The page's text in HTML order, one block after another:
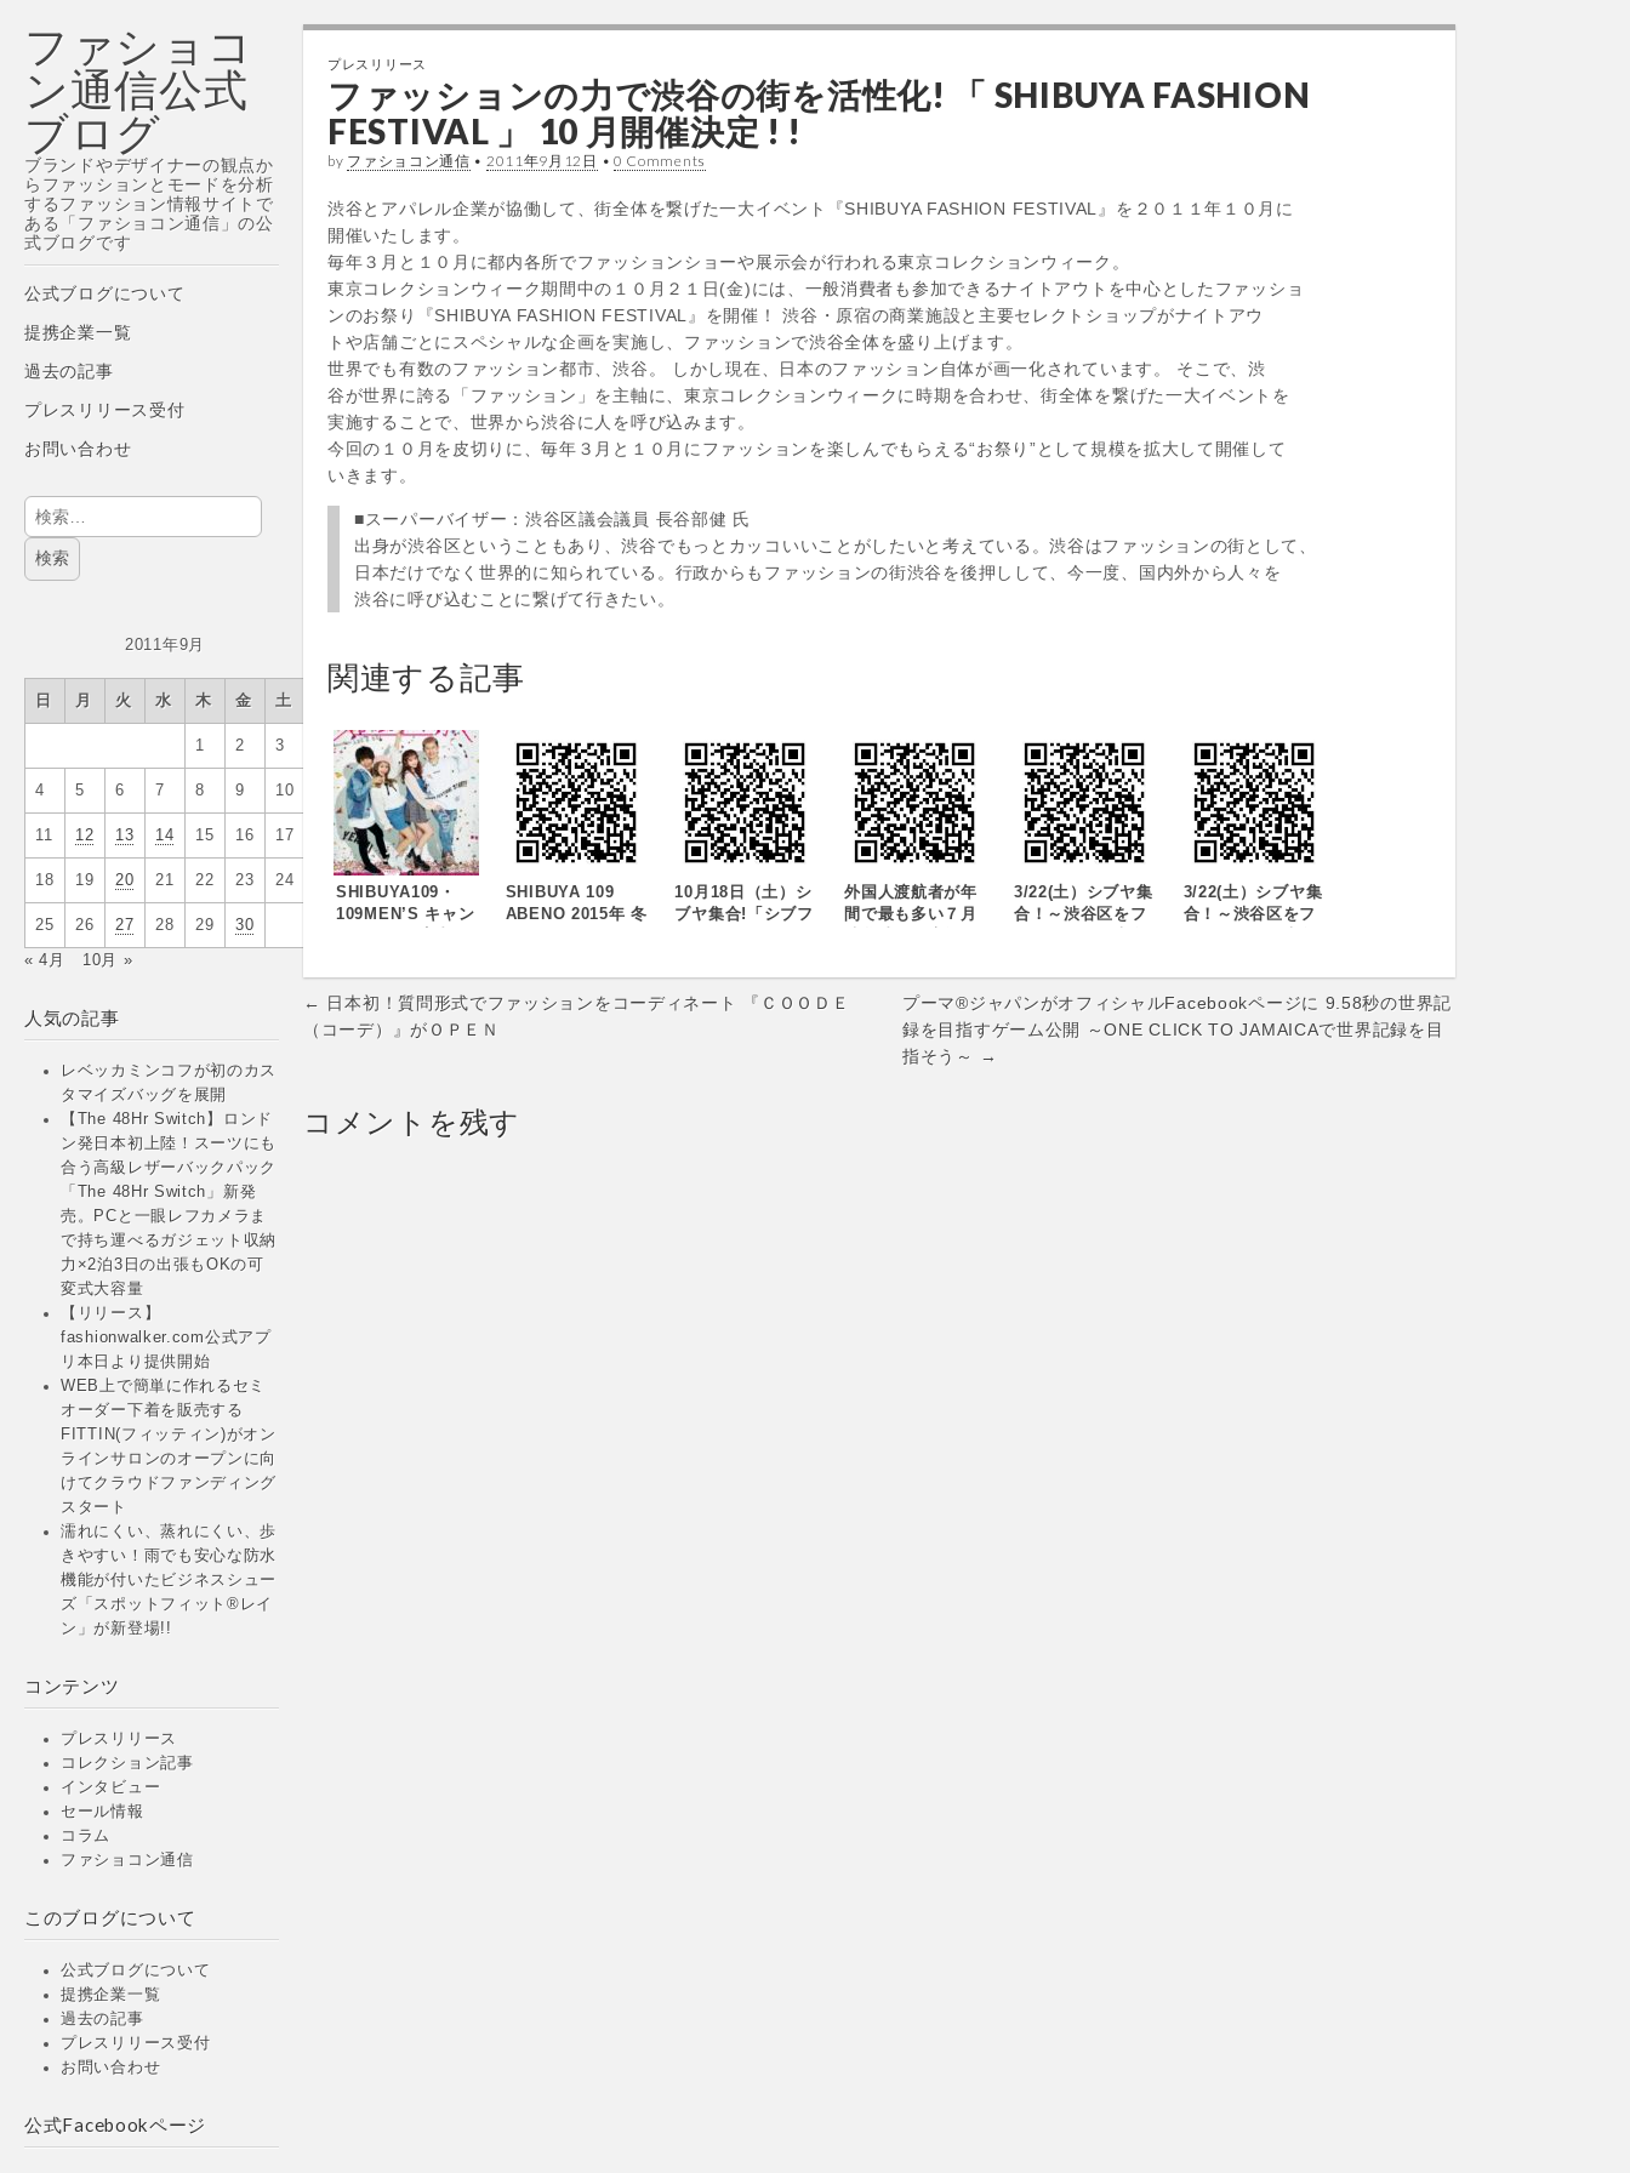
ファショコ
ン通信公式
ブログ
ブランドやデザイナーの観点か
らファッションとモードを分析
するファッション情報サイトで
ある「ファショコン通信」の公
式ブログです
Main
menu
Skip
content
公式ブログについて
提携企業一覧
過去の記事
プレスリリース受付
お問い合わせ
検
索:
2011年9月
日 月 火 水 木 金 土
1 2 3
4 5 6 7 8 9 10
11 12 13 14 15 16 17
18 19 20 21 22 23 24
25 26 27 28 29 30
« 4月 10月 »
人気の記事
レベッカミンコフが初のカス
タマイズバッグを展開
【The 48Hr Switch】ロンド
ン発日本初上陸！スーツにも
合う高級レザーバックパック
「The 48Hr Switch」新発
売。PCと一眼レフカメラま
で持ち運べるガジェット収納
力×2泊3日の出張もOKの可
変式大容量
【リリース】
fashionwalker.com公式アプ
リ本日より提供開始
WEB上で簡単に作れるセミ
オーダー下着を販売する
FITTIN(フィッティン)がオン
ラインサロンのオープンに向
けてクラウドファンディング
スタート
濡れにくい、蒸れにくい、歩
きやすい！雨でも安心な防水
機能が付いたビジネスシュー
ズ「スポットフィット®レイ
ン」が新登場!!
コンテンツ
プレスリリース
コレクション記事
インタビュー
セール情報
コラム
ファショコン通信
このブログについて
公式ブログについて
提携企業一覧
過去の記事
プレスリリース受付
お問い合わせ
公式Facebookページ
プレスリリース
ファッションの力で渋谷の街を活性化! 「 SHIBUYA FASHION
FESTIVAL 」 10 月開催決定 ! !
by ファショコン通信 • 2011年9月12日 • 0 Comments
渋谷とアパレル企業が協働して、街全体を繋げた一大イベント『SHIBUYA FASHION FESTIVAL』を２０１１年１０月に
開催いたします。
毎年３月と１０月に都内各所でファッションショーや展示会が行われる東京コレクションウィーク。
東京コレクションウィーク期間中の１０月２１日(金)には、一般消費者も参加できるナイトアウトを中心としたファッショ
ンのお祭り『SHIBUYA FASHION FESTIVAL』を開催！ 渋谷・原宿の商業施設と主要セレクトショップがナイトアウ
トや店舗ごとにスペシャルな企画を実施し、ファッションで渋谷全体を盛り上げます。
世界でも有数のファッション都市、渋谷。 しかし現在、日本のファッション自体が画一化されています。 そこで、渋
谷が世界に誇る「ファッション」を主軸に、東京コレクションウィークに時期を合わせ、街全体を繋げた一大イベントを
実施することで、世界から渋谷に人を呼び込みます。
今回の１０月を皮切りに、毎年３月と１０月にファッションを楽しんでもらえる“お祭り”として規模を拡大して開催して
いきます。
■スーパーバイザー：渋谷区議会議員 長谷部健 氏
出身が渋谷区ということもあり、渋谷でもっとカッコいいことがしたいと考えている。渋谷はファッションの街として、
日本だけでなく世界的に知られている。行政からもファッションの街渋谷を後押しして、今一度、国内外から人々を
渋谷に呼び込むことに繋げて行きたい。
関連する記事
SHIBUYA109・
109MEN’S キャン
SHIBUYA Sai-』
を3/21～3/31に開
催！「109 超オタ
カラチャレンジキ
ンペーン」を実施
SHIBUYA 109
ABENO 2015年 冬
BARGAIN』を
1/2（金）～
10月18日（土）シ
ブヤ集合!「シブフ
外国人渡航者が年
間で最も多い７月
SHIBUYA Fair」
開催！春に続いて
第２弾は参加企業
が倍になりまし
3/22(土）シブヤ集
合！～渋谷区をフ
信!!～ ファッショ
ンのお祭り
「SHIBUYA
3/22(土）シブヤ集
合！～渋谷区をフ
信!!～ファッション
のお祭り
「SHIBUYA
Post
navigation
← 日本初！質問形式でファッションをコーディネート 『ＣＯＯＤＥ
（コーデ）』がＯＰＥＮ
プーマ®ジャパンがオフィシャルFacebookページに 9.58秒の世界記
録を目指すゲーム公開 ～ONE CLICK TO JAMAICAで世界記録を目
指そう～ →
コメントを残す